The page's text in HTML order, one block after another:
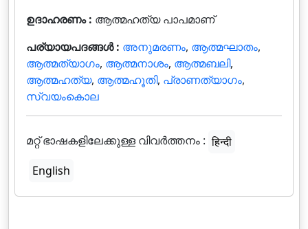
ഉദാഹരണം : ആത്മഹത്യ പാപമാണ്
പര്യായപദങ്ങൾ : അനുമരണം, ആത്മഘാതം,
ആത്മത്യാഗം, ആത്മനാശം, ആത്മബലി,
ആത്മഹത്യ, ആത്മഹൂതി, പ്രാണത്യാഗം,
സ്വയംകൊല
മറ്റ് ഭാഷകളിലേക്കുള്ള വിവർത്തനം : हिन्दी
English